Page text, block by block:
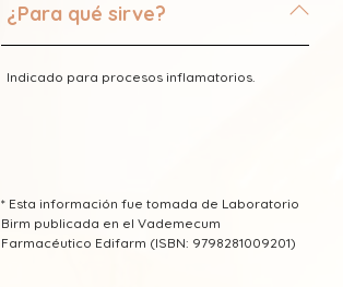
¿Para qué sirve?
Indicado para procesos inflamatorios.
* Esta información fue tomada de Laboratorio
Birm publicada en el Vademecum
Farmacéutico Edifarm (ISBN: 9798281009201)